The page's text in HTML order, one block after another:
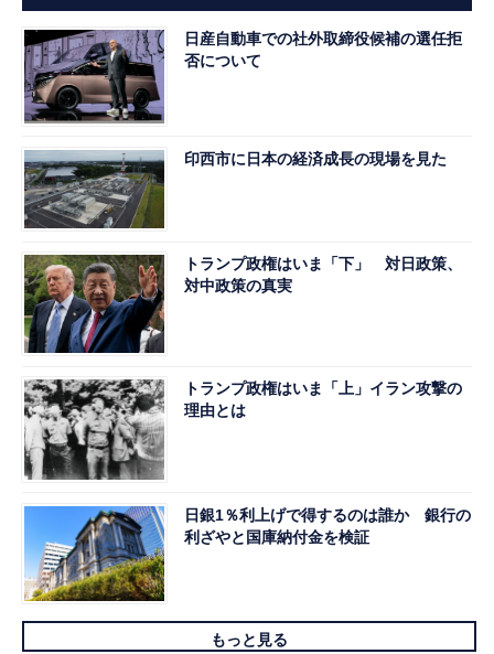
日産自動車での社外取締役候補の選任拒
否について
印西市に日本の経済成長の現場を見た
トランプ政権はいま「下」 対日政策、
対中政策の真実
トランプ政権はいま「上」イラン攻撃の
理由とは
日銀1％利上げで得するのは誰か 銀行の
利ざやと国庫納付金を検証
もっと見る